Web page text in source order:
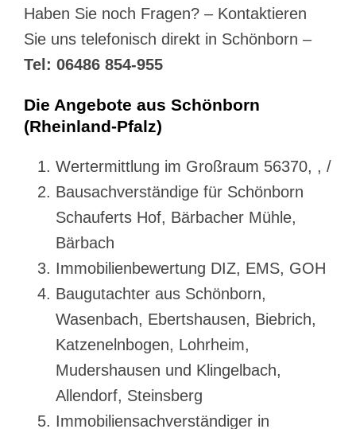
Haben Sie noch Fragen? – Kontaktieren
Sie uns telefonisch direkt in Schönborn –
Tel: 06486 854-955
Die Angebote aus Schönborn
(Rheinland-Pfalz)
Wertermittlung im Großraum 56370, , /
Bausachverständige für Schönborn
Schauferts Hof, Bärbacher Mühle,
Bärbach
Immobilienbewertung DIZ, EMS, GOH
Baugutachter aus Schönborn,
Wasenbach, Ebertshausen, Biebrich,
Katzenelnbogen, Lohrheim,
Mudershausen und Klingelbach,
Allendorf, Steinsberg
Immobiliensachverständiger in